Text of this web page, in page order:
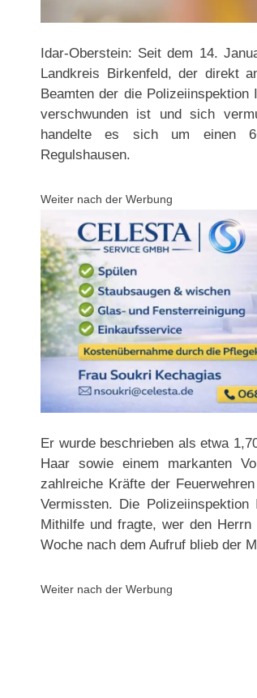
Idar-Oberstein: Seit dem 14.
Landkreis Birkenfeld, der direkt
Beamten der die
verschwunden ist und sich
handelte es sich um einen
Regulshausen.
Weiter nach der Werbung
Er wurde beschrieben als etwa
Haar sowie einem markanten
zahlreiche Kräfte der
Vermissten. Die
Mithilfe und fragte, wer den
Woche nach dem Aufruf blieb der
Weiter nach der Werbung